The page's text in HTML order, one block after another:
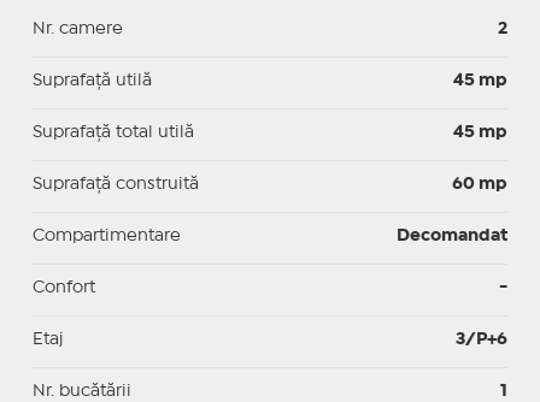
Nr. camere 2
Suprafaţă utilă 45 mp
Suprafaţă total utilă 45 mp
Suprafaţă construită 60 mp
Compartimentare Decomandat
Confort -
Etaj 3/P+6
Nr. bucătării 1